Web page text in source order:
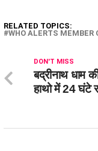
RELATED TOPICS:
WHO ALERTS MEMBER
DON'T MISS
बद्रीनाथ धाम
हाथो में 24 घंटे